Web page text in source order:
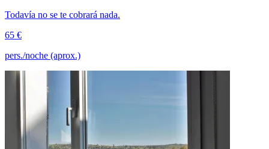
Todavía no se te cobrará nada.
65 €
pers./noche (aprox.)